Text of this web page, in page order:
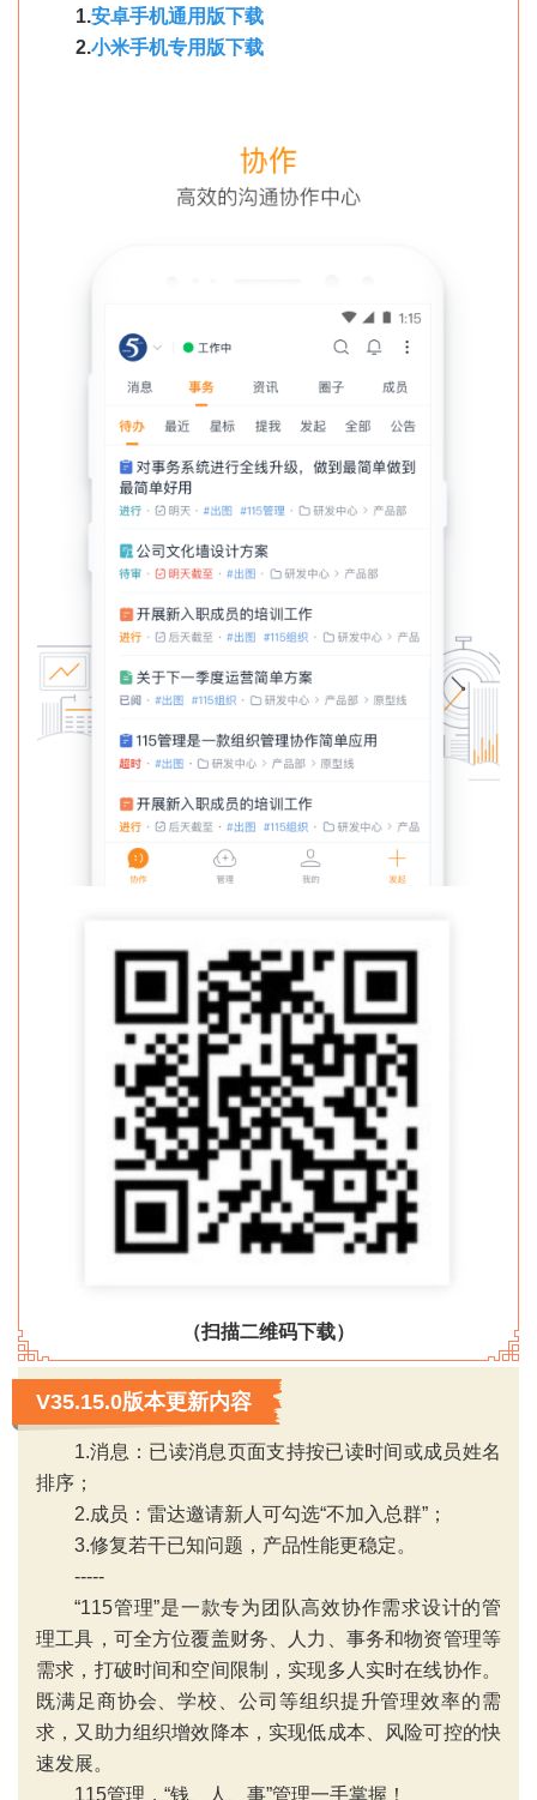
1.安卓手机通用版下载
2.小米手机专用版下载
（扫描二维码下载）
›
V35.15.0版本更新内容
1.消息：已读消息页面支持按已读时间或成员姓名
排序；
2.成员：雷达邀请新人可勾选“不加入总群”；
3.修复若干已知问题，产品性能更稳定。
-----
“115管理”是一款专为团队高效协作需求设计的管
理工具，可全方位覆盖财务、人力、事务和物资管理等
需求，打破时间和空间限制，实现多人实时在线协作。
既满足商协会、学校、公司等组织提升管理效率的需
求，又助力组织增效降本，实现低成本、风险可控的快
速发展。
115管理，“钱、人、事”管理一手掌握！